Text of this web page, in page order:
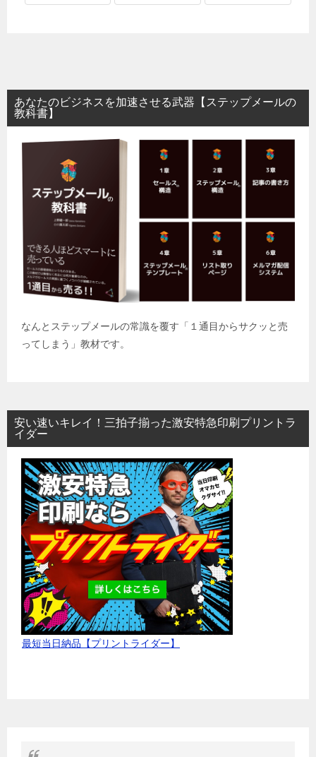
あなたのビジネスを加速させる武器【ステップメールの
教科書】
なんとステップメールの常識を覆す「１通目からサクッと売
ってしまう」教材です。
安い速いキレイ！三拍子揃った激安特急印刷プリントラ
イダー
最短当日納品【プリントライダー】